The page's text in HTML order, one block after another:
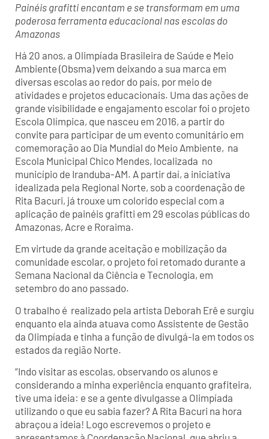
Painéis grafitti encantam e se transformam em uma
poderosa ferramenta educacional nas escolas do
Amazonas
Há 20 anos, a Olimpíada Brasileira de Saúde e Meio
Ambiente (Obsma) vem deixando a sua marca em
diversas escolas ao redor do país, por meio de
atividades e projetos educacionais. Uma das ações de
grande visibilidade e engajamento escolar foi o projeto
Escola Olímpica, que nasceu em 2016, a partir do
convite para participar de um evento comunitário em
comemoração ao Dia Mundial do Meio Ambiente, na
Escola Municipal Chico Mendes, localizada no
município de Iranduba-AM. A partir daí, a iniciativa
idealizada pela Regional Norte, sob a coordenação de
Rita Bacuri, já trouxe um colorido especial com a
aplicação de painéis grafitti em 29 escolas públicas do
Amazonas, Acre e Roraima.
Em virtude da grande aceitação e mobilização da
comunidade escolar, o projeto foi retomado durante a
Semana Nacional da Ciência e Tecnologia, em
setembro do ano passado.
O trabalho é realizado pela artista Deborah Erê e surgiu
enquanto ela ainda atuava como Assistente de Gestão
da Olimpíada e tinha a função de divulgá-la em todos os
estados da região Norte.
“Indo visitar as escolas, observando os alunos e
considerando a minha experiência enquanto grafiteira,
tive uma ideia: e se a gente divulgasse a Olimpíada
utilizando o que eu sabia fazer? A Rita Bacuri na hora
abraçou a ideia! Logo escrevemos o projeto e